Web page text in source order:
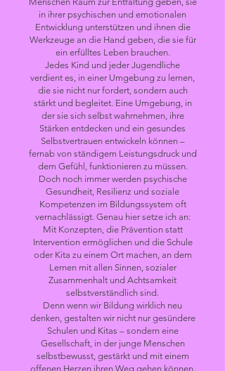
in ihrer psychischen und emotionalen
Entwicklung unterstützen und ihnen die
Werkzeuge an die Hand geben, die sie für
ein erfülltes Leben brauchen.
Jedes Kind und jeder Jugendliche
verdient es, in einer Umgebung zu lernen,
die sie nicht nur fordert, sondern auch
stärkt und begleitet. Eine Umgebung, in
der sie sich selbst wahrnehmen, ihre
Stärken entdecken und ein gesundes
Selbstvertrauen entwickeln können –
fernab von ständigem Leistungsdruck und
dem Gefühl, funktionieren zu müssen.
Doch noch immer werden psychische
Gesundheit, Resilienz und soziale
Kompetenzen im Bildungssystem oft
vernachlässigt. Genau hier setze ich an:
Mit Konzepten, die Prävention statt
Intervention ermöglichen und die Schule
oder Kita zu einem Ort machen, an dem
Lernen mit allen Sinnen, sozialer
Zusammenhalt und Achtsamkeit
selbstverständlich sind.
Denn wenn wir Bildung wirklich neu
denken, gestalten wir nicht nur gesündere
Schulen und Kitas – sondern eine
Gesellschaft, in der junge Menschen
selbstbewusst, gestärkt und mit einem
offenen Herzen ihren Weg gehen können.